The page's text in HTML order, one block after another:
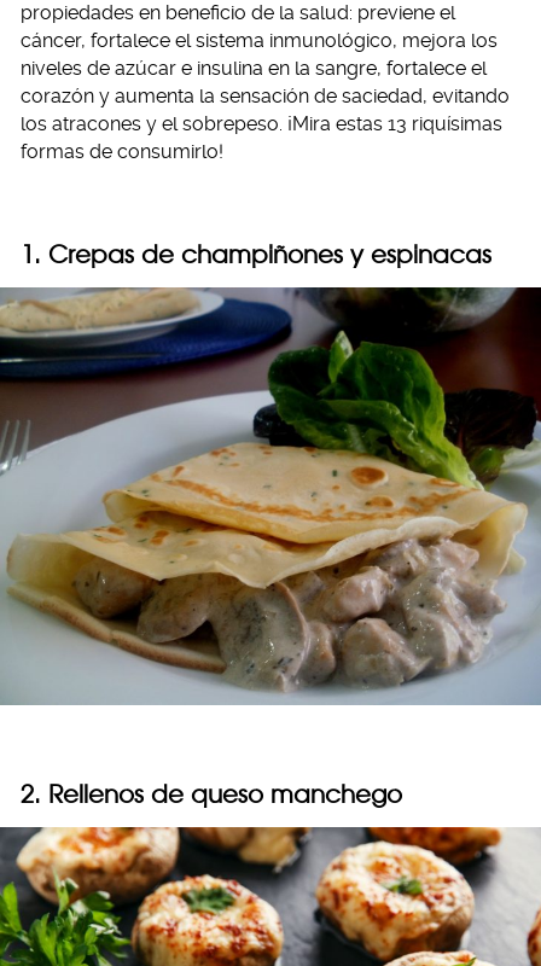
propiedades en beneficio de la salud: previene el
cáncer, fortalece el sistema inmunológico, mejora los
niveles de azúcar e insulina en la sangre, fortalece el
corazón y aumenta la sensación de saciedad, evitando
los atracones y el sobrepeso. ¡Mira estas 13 riquísimas
formas de consumirlo!
1. Crepas de champiñones y espinacas
2. Rellenos de queso manchego